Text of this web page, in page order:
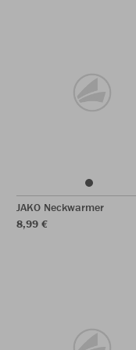
JAKO Neckwarmer
8,99 €